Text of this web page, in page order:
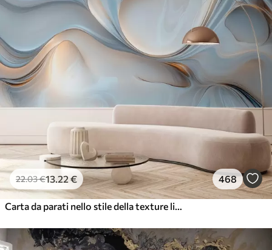
22.03€13.22€ 468
Carta da parati nello stile della texture liquida